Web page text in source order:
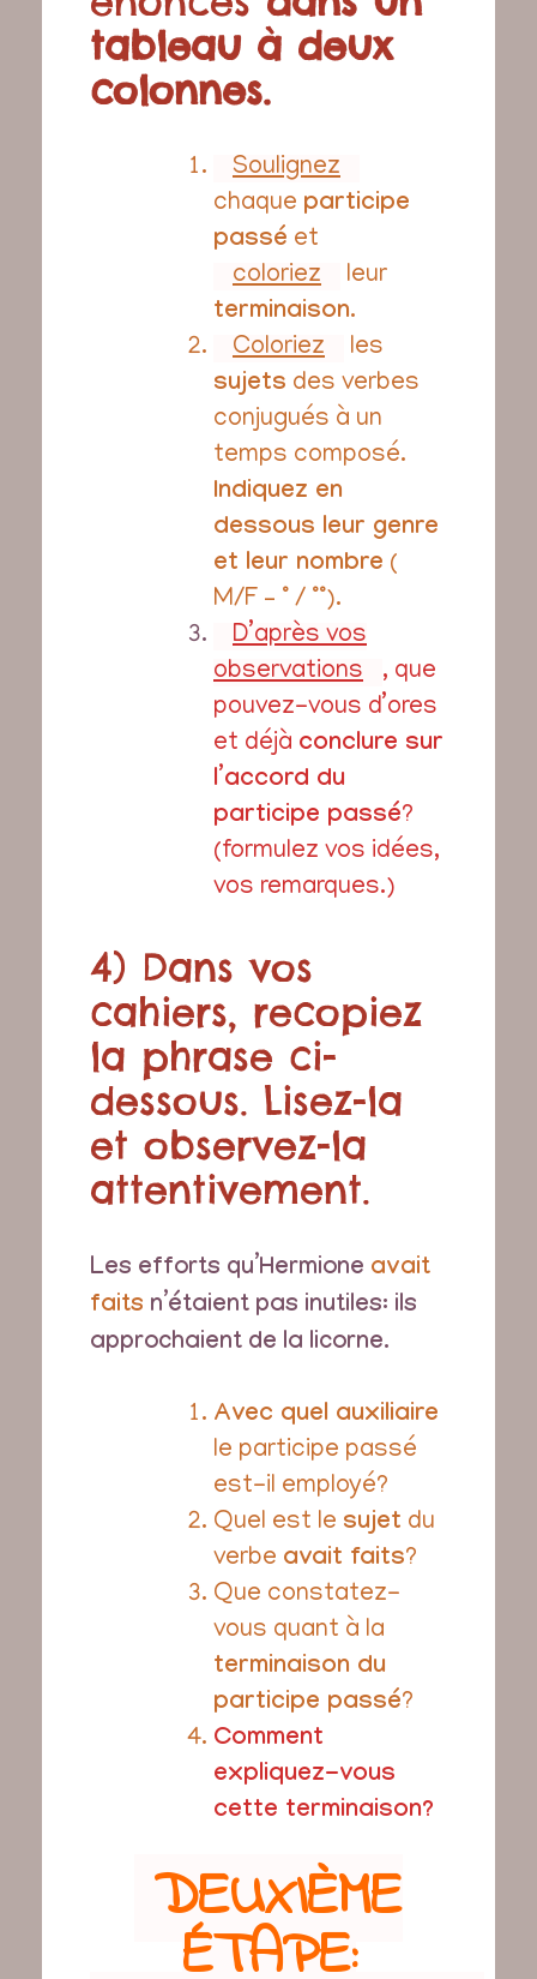
tableau à deux
colonnes.
Soulignez
chaque participe
passé et
coloriez
leur
terminaison.
Coloriez
les
sujets des verbes
conjugués à un
temps composé.
Indiquez en
dessous leur genre
et leur nombre (
M/F – ° / °°).
D’après vos
observations
, que
pouvez-vous d’ores
et déjà conclure sur
l’accord du
participe passé?
(formulez vos idées,
vos remarques.)
4) Dans vos
cahiers, recopiez
la phrase ci-
dessous. Lisez-la
et observez-la
attentivement.
Les efforts qu’Hermione avait
faits n’étaient pas inutiles: ils
approchaient de la licorne.
Avec quel auxiliaire
le participe passé
est-il employé?
Quel est le sujet du
verbe avait faits?
Que constatez-
vous quant à la
terminaison du
participe passé?
Comment
expliquez-vous
cette terminaison?
DEUXIÈME
ÉTAPE: